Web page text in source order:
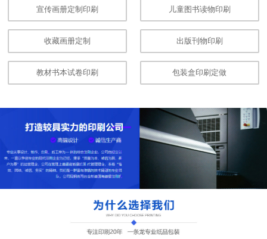
宣传画册定制印刷 儿童图书读物印刷
收藏画册定制 出版刊物印刷
教材书本试卷印刷 包装盒印刷定做